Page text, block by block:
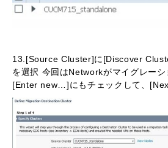
13.[Source Cluster]に[Discover
を選択 今回はNetworkがマイグレーシ
[Enter new…]にもチェックして、